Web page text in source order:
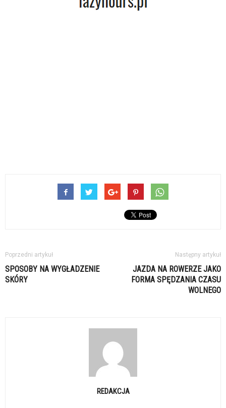
Poprzedni artykuł
SPOSOBY NA WYGŁADZENIE
SKÓRY
Następny artykuł
JAZDA NA ROWERZE JAKO
FORMA SPĘDZANIA CZASU
WOLNEGO
REDAKCJA